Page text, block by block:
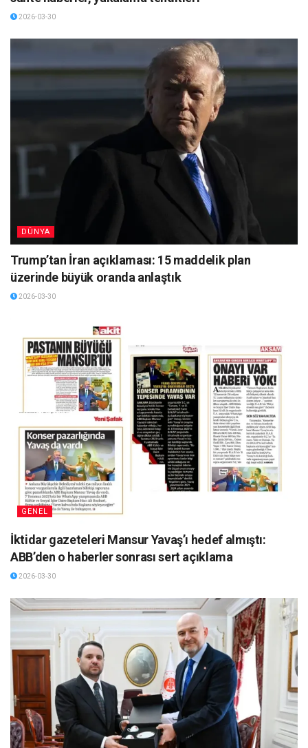
2026-03-30
DÜNYA
Trump’tan İran açıklaması: 15 maddelik plan
üzerinde büyük oranda anlaştık
2026-03-30
GENEL
İktidar gazeteleri Mansur Yavaş’ı hedef almıştı:
ABB’den o haberler sonrası sert açıklama
2026-03-30